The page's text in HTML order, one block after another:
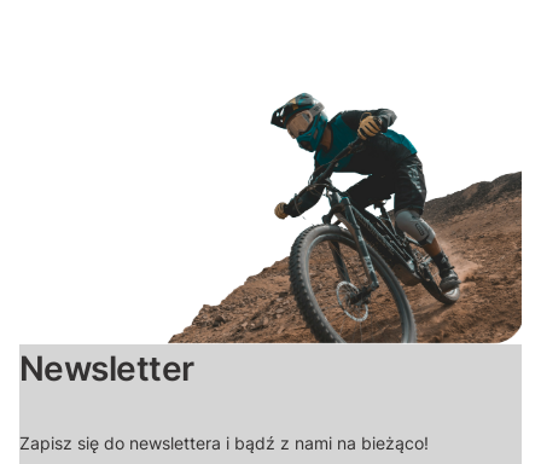
Newsletter
Zapisz się do newslettera i bądź z nami na bieżąco!